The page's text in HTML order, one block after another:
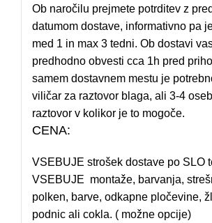
Ob naročilu prejmete potrditev z
datumom dostave, informativno pa
med 1 in max 3 tedni. Ob dostavi
predhodno obvesti cca 1h pred
samem dostavnem mestu je
viličar za raztovor blaga, ali 3-4
raztovor v kolikor je to mogoče.
CENA:
VSEBUJE strošek dostave po SLO
VSEBUJE montaže, barvanja,
polken, barve, odkapne pločevine,
podnic ali cokla. ( možne opcije)